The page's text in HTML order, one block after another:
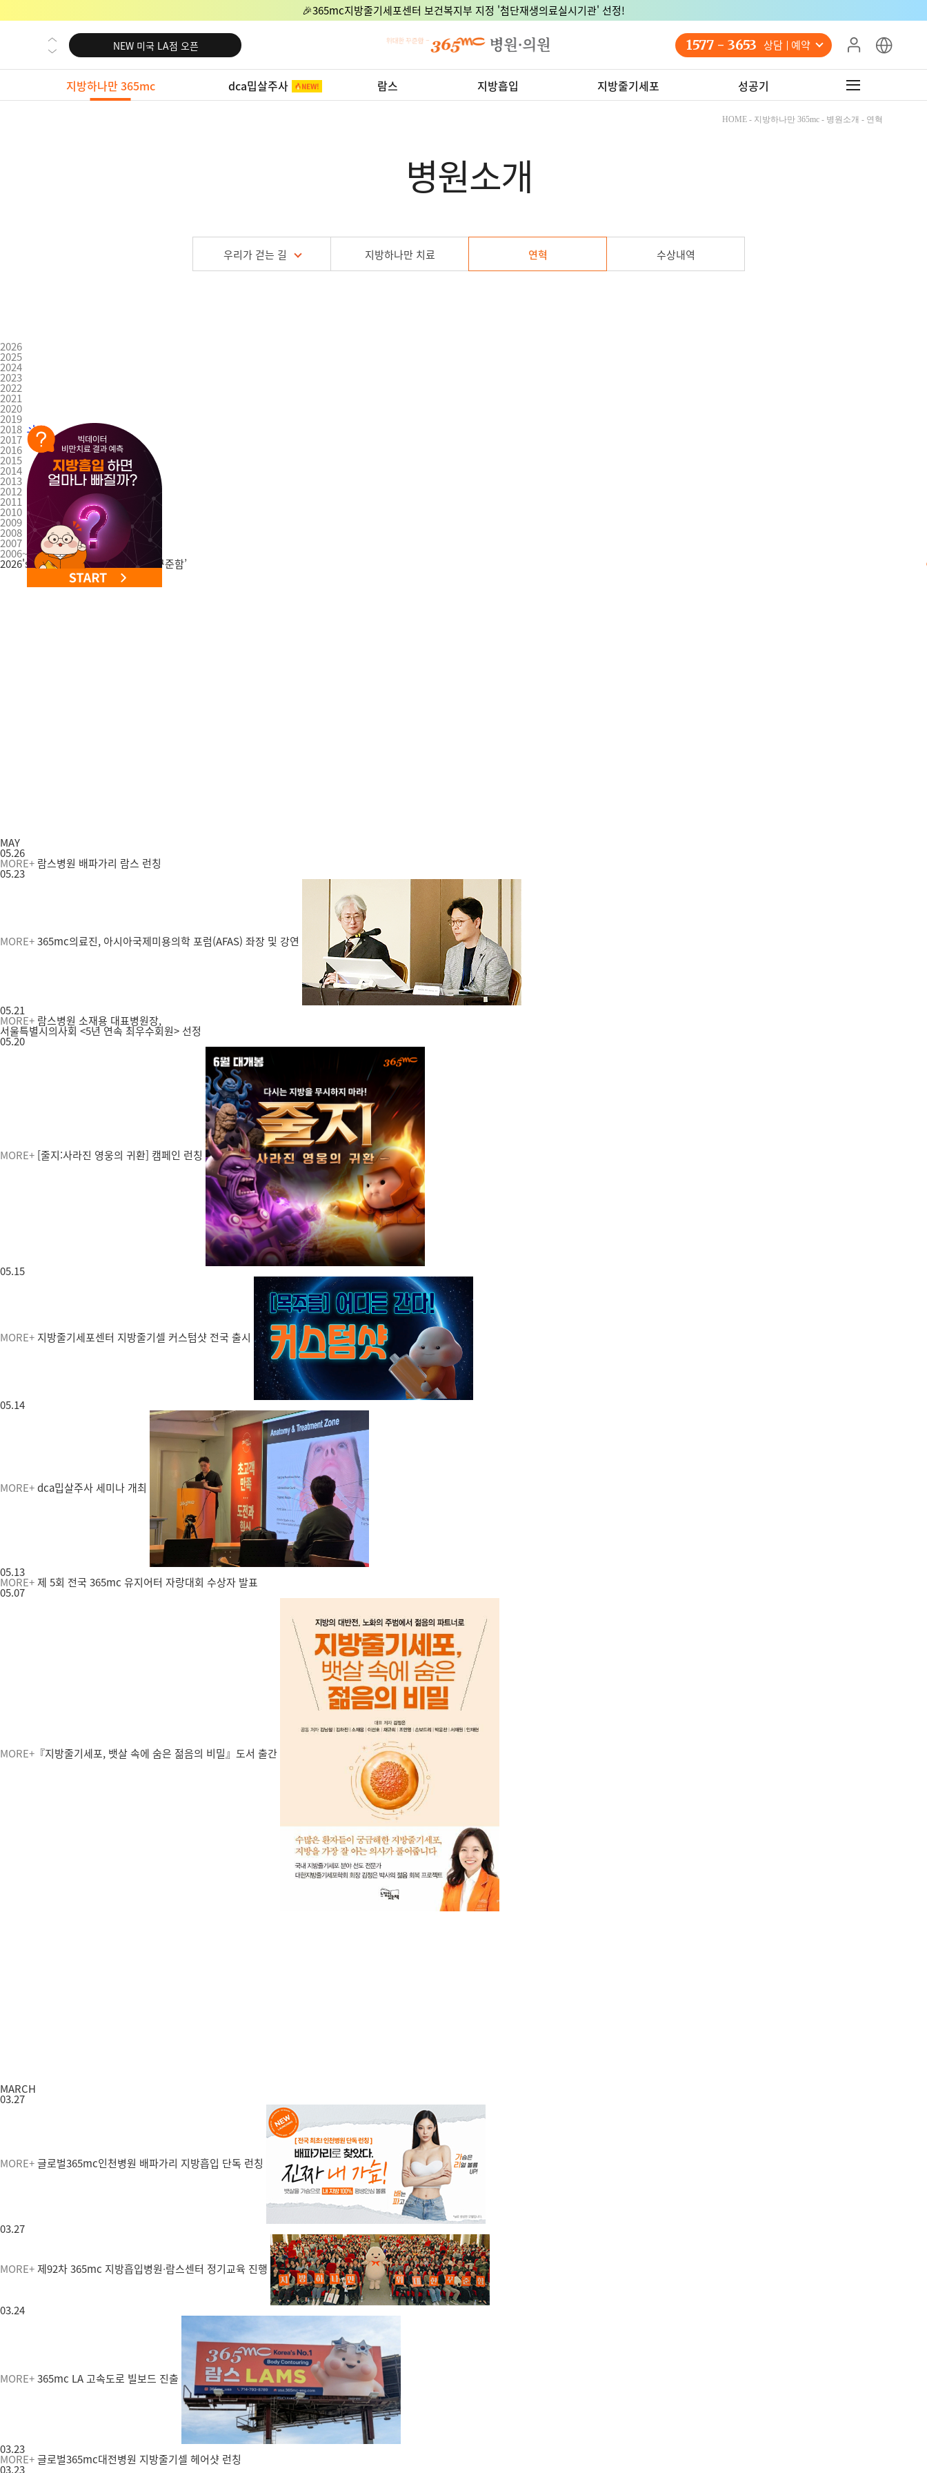
🎉365mc지방줄기세포센터 보건복지부 지정 '첨단재생의료실시기관' 선정!
NEW 미국 LA점 오픈
NEW 부산 지방줄기세포센터 오픈
NEW 영등포 지방줄기세포센터 오픈
NEW 교대 지방줄기세포센터 오픈
NEW 교대 지방줄기세포센터 오픈
1577 - 3653 상담 예약
지방하나만 365mc dca밉살주사 람스 지방흡입 지방줄기세포 성공기
HOME - 지방하나만 365mc - 병원소개 - 연혁
병원소개
우리가 걷는 길 지방하나만 치료 연혁 수상내역
2026
2025
2024
2023
2022
2021
2020
2019
2018
2017
2016
2015
2014
2013
2012
2011
2010
2009
2008
2007
2006~2003
2026's2026년 365mc 모토 ‘위대한 꾸준함’
MAY
05.26
MORE+ 람스병원 배파가리 람스 런칭
05.23
MORE+365mc의료진, 아시아국제미용의학 포럼(AFAS) 좌장 및 강연
05.21
MORE+ 람스병원 소재용 대표병원장,
서울특별시의사회 <5년 연속 최우수회원> 선정
05.20
MORE+ [줄지:사라진 영웅의 귀환] 캠페인 런칭
05.15
MORE+ 지방줄기세포센터 지방줄기셀 커스텀샷 전국 출시
05.14
MORE+dca밉살주사 세미나 개최
05.13
MORE+제 5회 전국 365mc 유지어터 자랑대회 수상자 발표
05.07
MORE+ 『지방줄기세포, 뱃살 속에 숨은 젊음의 비밀』도서 출간
MARCH
03.27
MORE+글로벌365mc인천병원 배파가리 지방흡입 단독 런칭
03.27
MORE+제92차 365mc 지방흡입병원∙람스센터 정기교육 진행
03.24
MORE+365mc LA 고속도로 빌보드 진출
03.23
MORE+글로벌365mc대전병원 지방줄기셀 헤어샷 런칭
03.23